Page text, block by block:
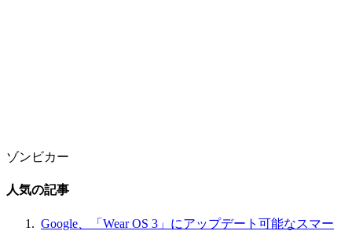
ゾンビカー
人気の記事
Google、「Wear OS 3」にアップデート可能なスマー